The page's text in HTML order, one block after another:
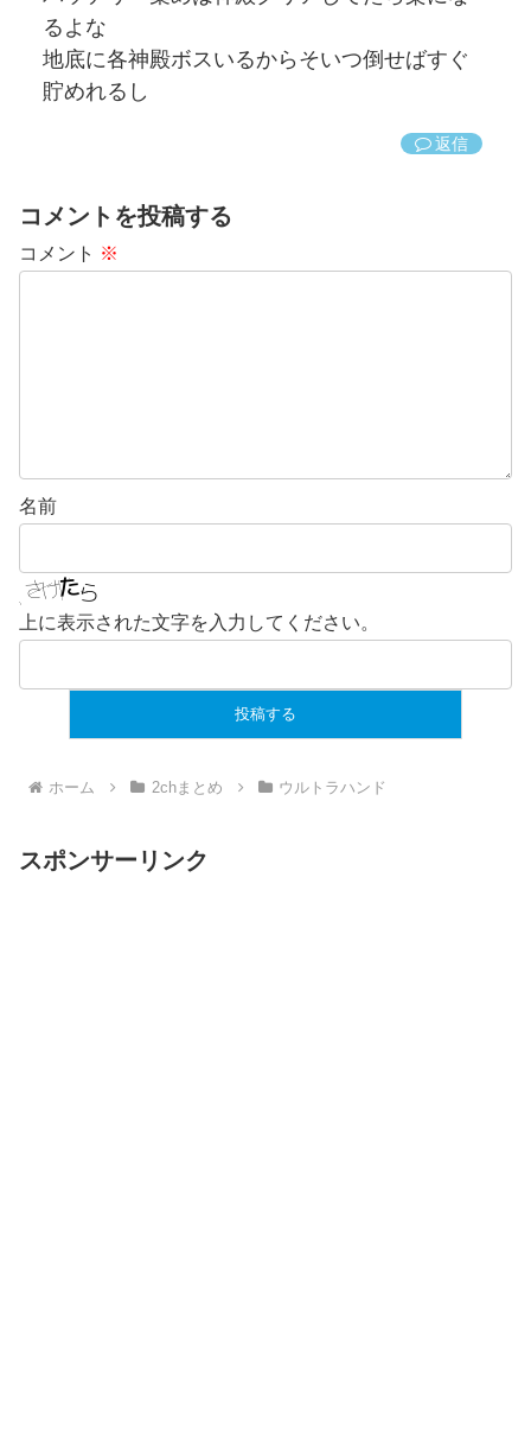
るよな
地底に各神殿ボスいるからそいつ倒せばすぐ
貯めれるし
返信
コメントを投稿する
コメント ※
名前
上に表示された文字を入力してください。
ホーム 2chまとめ ウルトラハンド
スポンサーリンク